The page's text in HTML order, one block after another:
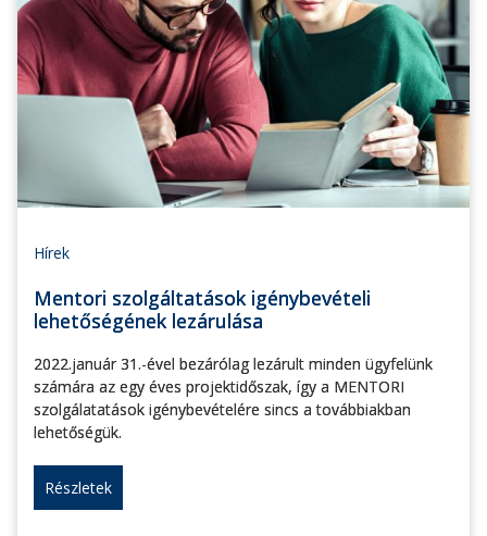
Hírek
Mentori szolgáltatások igénybevételi
lehetőségének lezárulása
2022.január 31.-ével bezárólag lezárult minden ügyfelünk
számára az egy éves projektidőszak, így a MENTORI
szolgálatatások igénybevételére sincs a továbbiakban
lehetőségük.
Részletek